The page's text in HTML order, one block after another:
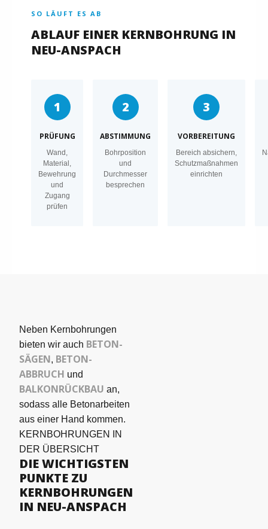
SO LÄUFT ES AB
ABLAUF EINER KERNBOHRUNG IN
NEU-ANSPACH
1
PRÜFUNG
Wand,
Material,
Bewehrung
und
Zugang
prüfen
2
ABSTIMMUNG
Bohrposition
und
Durchmesser
besprechen
3
VORBEREITUNG
Bereich absichern,
Schutzmaßnahmen
einrichten
Neben Kernbohrungen
bieten wir auch BETON­
SÄGEN, BETON-
ABBRUCH und
BALKONRÜCKBAU an,
sodass alle Betonarbeiten
aus einer Hand kommen.
KERNBOHRUNGEN IN
DER ÜBERSICHT
DIE WICHTIGSTEN
PUNKTE ZU
KERNBOHRUNGEN
IN NEU-ANSPACH